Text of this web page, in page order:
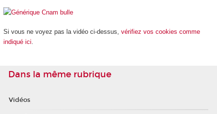
Si vous ne voyez pas la vidéo ci-dessus, vérifiez vos cookies comme
indiqué ici.
Dans la même rubrique
Vidéos